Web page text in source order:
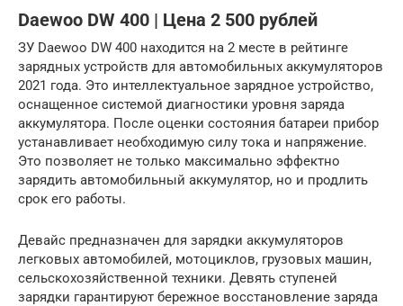
Daewoo DW 400 | Цена 2 500 рублей
ЗУ Daewoo DW 400 находится на 2 месте в рейтинге
зарядных устройств для автомобильных аккумуляторов
2021 года. Это интеллектуальное зарядное устройство,
оснащенное системой диагностики уровня заряда
аккумулятора. После оценки состояния батареи прибор
устанавливает необходимую силу тока и напряжение.
Это позволяет не только максимально эффектно
зарядить автомобильный аккумулятор, но и продлить
срок его работы.
Девайс предназначен для зарядки аккумуляторов
легковых автомобилей, мотоциклов, грузовых машин,
сельскохозяйственной техники. Девять ступеней
зарядки гарантируют бережное восстановление заряда